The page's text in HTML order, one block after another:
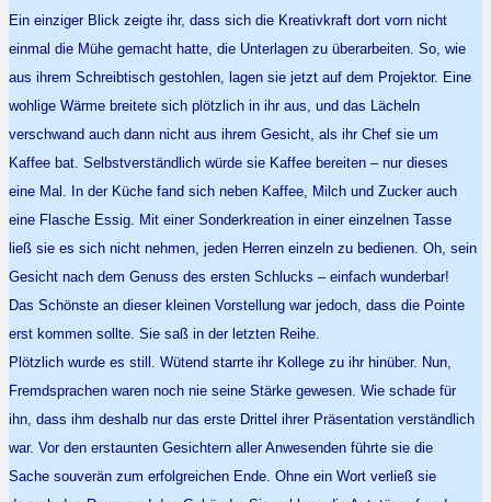
Ein einziger Blick zeigte ihr, dass sich die Kreativkraft dort vorn nicht
einmal die Mühe gemacht hatte, die Unterlagen zu überarbeiten. So, wie
aus ihrem Schreibtisch gestohlen, lagen sie jetzt auf dem Projektor. Eine
wohlige Wärme breitete sich plötzlich in ihr aus, und das Lächeln
verschwand auch dann nicht aus ihrem Gesicht, als ihr Chef sie um
Kaffee bat. Selbstverständlich würde sie Kaffee bereiten – nur dieses
eine Mal. In der Küche fand sich neben Kaffee, Milch und Zucker auch
eine Flasche Essig. Mit einer Sonderkreation in einer einzelnen Tasse
ließ sie es sich nicht nehmen, jeden Herren einzeln zu bedienen. Oh, sein
Gesicht nach dem Genuss des ersten Schlucks – einfach wunderbar!
Das Schönste an dieser kleinen Vorstellung war jedoch, dass die Pointe
erst kommen sollte. Sie saß in der letzten Reihe.
Plötzlich wurde es still. Wütend starrte ihr Kollege zu ihr hinüber. Nun,
Fremdsprachen waren noch nie seine Stärke gewesen. Wie schade für
ihn, dass ihm deshalb nur das erste Drittel ihrer Präsentation verständlich
war. Vor den erstaunten Gesichtern aller Anwesenden führte sie die
Sache souverän zum erfolgreichen Ende. Ohne ein Wort verließ sie